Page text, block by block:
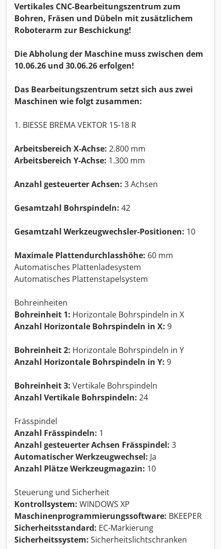
Vertikales CNC-Bearbeitungszentrum zum
Bohren, Fräsen und Dübeln mit zusätzlichem
Roboterarm zur Beschickung!
Die Abholung der Maschine muss zwischen dem
10.06.26 und 30.06.26 erfolgen!
Das Bearbeitungszentrum setzt sich aus zwei
Maschinen wie folgt zusammen:
1. BIESSE BREMA VEKTOR 15-18 R
Arbeitsbereich X-Achse: 2.800 mm
Arbeitsbereich Y-Achse: 1.300 mm
Anzahl gesteuerter Achsen: 3 Achsen
Gesamtzahl Bohrspindeln: 42
Gesamtzahl Werkzeugwechsler-Positionen: 10
Maximale Plattendurchlasshöhe: 60 mm
Automatisches Plattenladesystem
Automatisches Plattenstapelsystem
Bohreinheiten
Bohreinheit 1: Horizontale Bohrspindeln in X
Anzahl Horizontale Bohrspindeln in X: 9
Bohreinheit 2: Horizontale Bohrspindeln in Y
Anzahl Horizontale Bohrspindeln in Y: 9
Bohreinheit 3: Vertikale Bohrspindeln
Anzahl Vertikale Bohrspindeln: 24
Frässpindel
Anzahl Frässpindeln: 1
Anzahl gesteuerter Achsen Frässpindel: 3
Automatischer Werkzeugwechsel: Ja
Anzahl Plätze Werkzeugmagazin: 10
Steuerung und Sicherheit
Kontrollsystem: WINDOWS XP
Maschinenprogrammierungssoftware: BKEEPER
Sicherheitsstandard: EC-Markierung
Sicherheitssystem: Sicherheitslichtschranken